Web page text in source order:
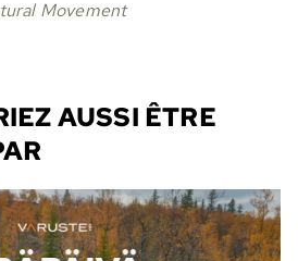
Movement
AUSSI ÊTRE